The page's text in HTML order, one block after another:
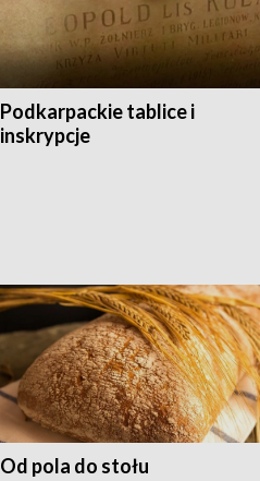
Podkarpackie tablice i
inskrypcje
Od pola do stołu